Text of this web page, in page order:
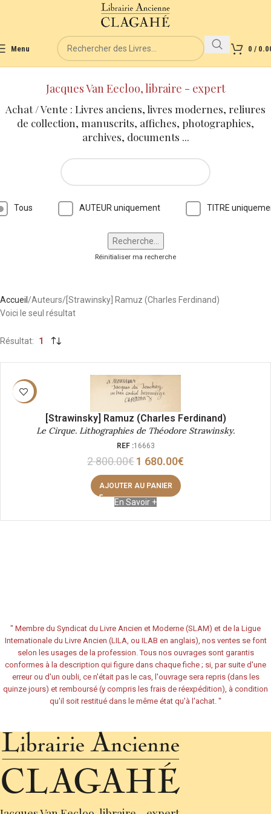
Menu 0 /
Jacques Van Eecloo, libraire - expert
Achat / Vente : Livres anciens, livres modernes, reliures
de collection, manuscrits, affiches, photographies,
archives, documents ...
Tous AUTEUR uniquement TITRE
Réinitialiser ma recherche
Accueil Auteurs
[Strawinsky] Ramuz (Charles Ferdinand)
Voici le seul résultat
Résultat 1
-40%
[Strawinsky] Ramuz (Charles Ferdinand)
Le Cirque. Lithographies de Théodore Strawinsky.
REF :16663
2 800.00€1 680.00€
AJOUTER AU PANIER
En Savoir +
" Membre du Syndicat du Livre Ancien et Moderne (SLAM) et de la Ligue
Internationale du Livre Ancien (LILA, ou ILAB en anglais), nos ventes se font
selon les usages de la profession. Tous nos ouvrages sont garantis
conformes à la description qui figure dans chaque fiche ; si, par suite d'une
erreur ou d'un oubli, ce n'était pas le cas, l'ouvrage sera repris (dans les
quinze jours) et remboursé (y compris les frais de réexpédition), à condition
qu'il soit restitué dans le même état qu'à l'achat. "